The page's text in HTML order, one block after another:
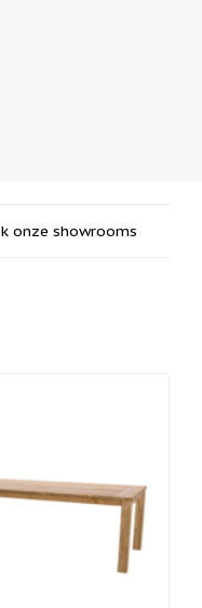
onze showrooms